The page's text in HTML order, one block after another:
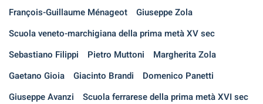
François-Guillaume Ménageot
Giuseppe Zola
Scuola veneto-marchigiana della prima metà XV sec
Sebastiano Filippi
Pietro Muttoni
Margherita Zola
Gaetano Gioia
Giacinto Brandi
Domenico Panetti
Giuseppe Avanzi
Scuola ferrarese della prima metà XVI sec